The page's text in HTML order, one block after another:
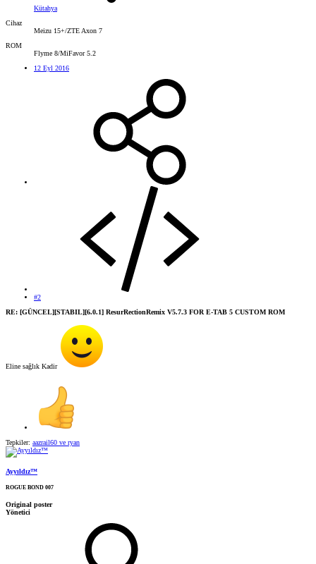
Kütahya
Cihaz
Meizu 15+/ZTE Axon 7
ROM
Flyme 8/MiFavor 5.2
12 Eyl 2016
#2
RE: [GÜNCEL][STABIL][6.0.1] ResurRectionRemix V5.7.3 FOR E-TAB 5 CUSTOM ROM
Eline sağlık Kadir
Tepkiler: aazrail60 ve ryan
Ayyıldız™
ROGUE BOND 007
Original poster
Yönetici